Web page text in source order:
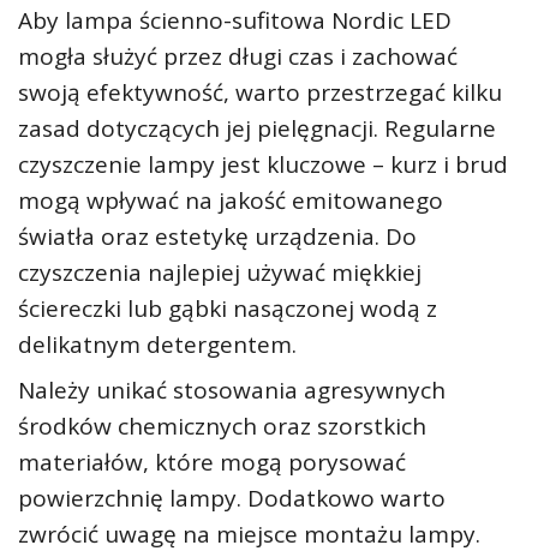
Aby lampa ścienno-sufitowa Nordic LED
mogła służyć przez długi czas i zachować
swoją efektywność, warto przestrzegać kilku
zasad dotyczących jej pielęgnacji. Regularne
czyszczenie lampy jest kluczowe – kurz i brud
mogą wpływać na jakość emitowanego
światła oraz estetykę urządzenia. Do
czyszczenia najlepiej używać miękkiej
ściereczki lub gąbki nasączonej wodą z
delikatnym detergentem.
Należy unikać stosowania agresywnych
środków chemicznych oraz szorstkich
materiałów, które mogą porysować
powierzchnię lampy. Dodatkowo warto
zwrócić uwagę na miejsce montażu lampy.